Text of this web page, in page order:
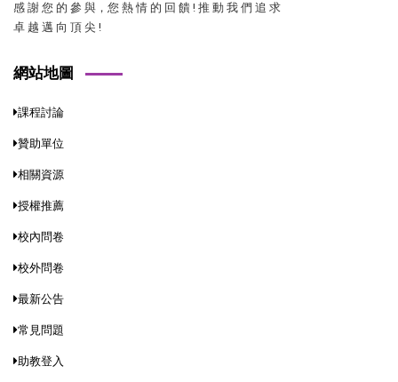
感 謝 您 的 參 與，您 熱 情 的 回 饋 ! 推 動 我 們 追 求
卓 越 邁 向 頂 尖 !
網站地圖
課程討論
贊助單位
相關資源
授權推薦
校內問卷
校外問卷
最新公告
常見問題
助教登入